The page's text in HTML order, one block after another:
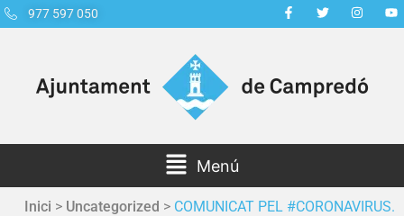
977 597 050
Menú
Inici > Uncategorized > COMUNICAT PEL #CORONAVIRUS.